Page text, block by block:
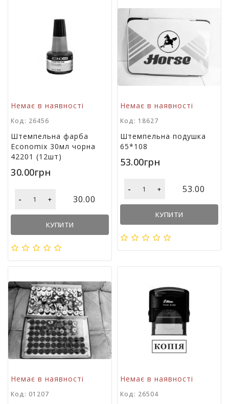
о
в
к
а
к
н
т
о
а
и
Немає в наявності
Код: 26456
Штемпельна фарба
Economix 30мл чорна
42201 (12шт)
30.00грн
- + 30.00
КУПИТИ
Немає в наявності
Код: 18627
Штемпельна подушка
65*108
53.00грн
- + 53.00
КУПИТИ
Немає в наявності
Код: 01207
Немає в наявності
Код: 26504